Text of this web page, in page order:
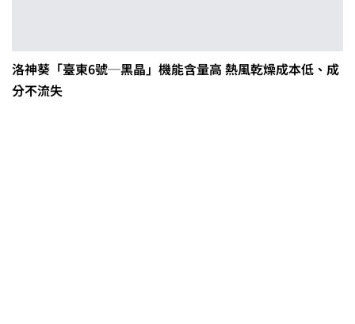
洛神葵「臺東6號─黑晶」機能含量高 熱風乾燥成本低、成
分不流失